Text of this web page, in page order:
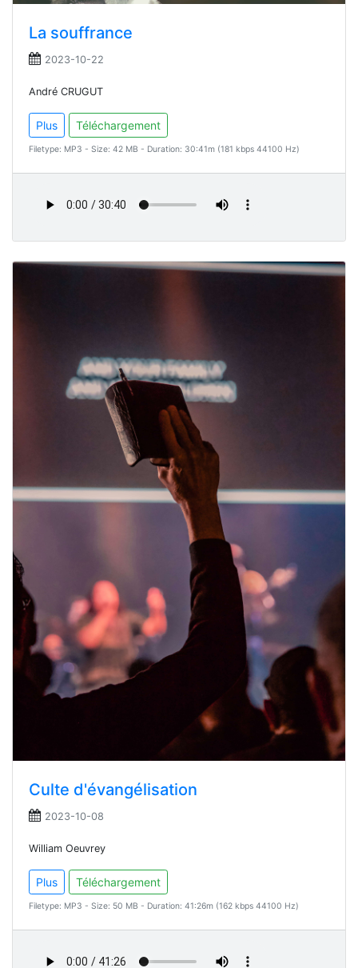
La souffrance
2023-10-22
André CRUGUT
Plus Téléchargement
Filetype: MP3 - Size: 42 MB - Duration: 30:41m (181 kbps 44100 Hz)
Culte d'évangélisation
2023-10-08
William Oeuvrey
Plus Téléchargement
Filetype: MP3 - Size: 50 MB - Duration: 41:26m (162 kbps 44100 Hz)